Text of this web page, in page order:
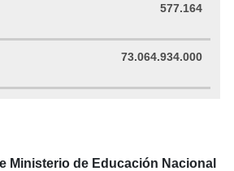
577.164
73.064.934.000
Ministerio de Educación Nacional